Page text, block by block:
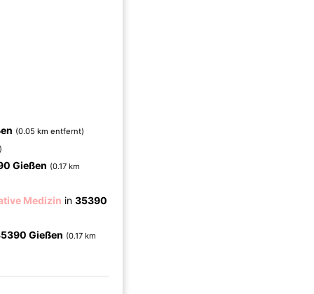
(0.05 km entfernt)
Gießen (0.17 km
Medizin in 35390
Gießen (0.17 km